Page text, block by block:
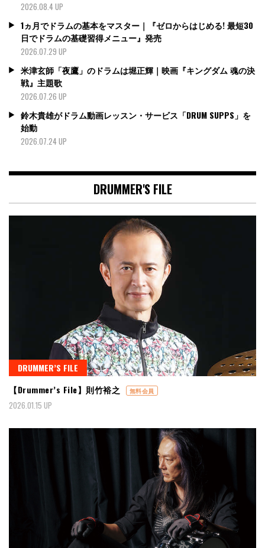
2026.08.4 UP
1ヵ月でドラムの基本をマスター｜『ゼロからはじめる! 最短30
日でドラムの基礎習得メニュー』発売
2026.07.29 UP
米津玄師「夜鷹」のドラムは堀正輝｜映画『キングダム 魂の決
戦』主題歌
2026.07.26 UP
鈴木貴雄がドラム動画レッスン・サービス「DRUM SUPPS」を
始動
2026.07.24 UP
DRUMMER'S FILE
DRUMMER’S FILE
【Drummer’s File】則竹裕之
無料会員
2026.01.15 UP